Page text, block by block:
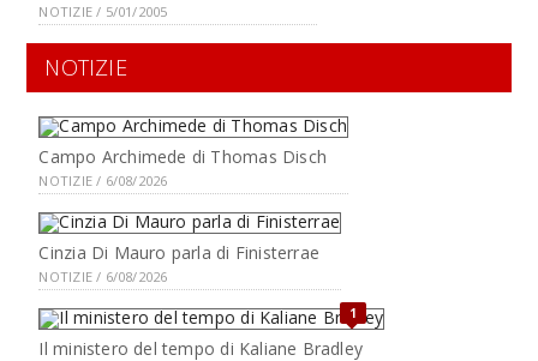
NOTIZIE / 5/01/2005
NOTIZIE
Campo Archimede di Thomas Disch
NOTIZIE / 6/08/2026
Cinzia Di Mauro parla di Finisterrae
NOTIZIE / 6/08/2026
1
Il ministero del tempo di Kaliane Bradley